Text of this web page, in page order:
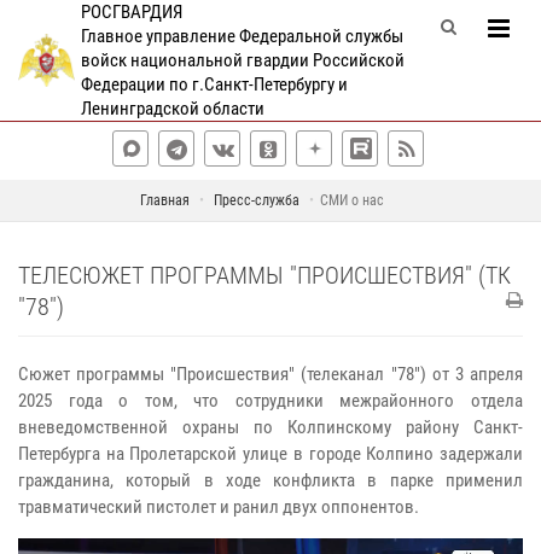
РОСГВАРДИЯ
Главное управление Федеральной службы
войск национальной гвардии Российской
Федерации по г.Санкт-Петербургу и
Ленинградской области
Главная Пресс-служба СМИ о нас
ТЕЛЕСЮЖЕТ ПРОГРАММЫ "ПРОИСШЕСТВИЯ" (ТК
"78")
Сюжет программы "Происшествия" (телеканал "78") от 3 апреля
2025 года о том, что сотрудники межрайонного отдела
вневедомственной охраны по Колпинскому району Санкт-
Петербурга на Пролетарской улице в городе Колпино задержали
гражданина, который в ходе конфликта в парке применил
травматический пистолет и ранил двух оппонентов.